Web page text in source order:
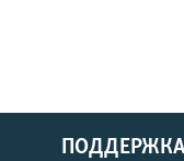
ПОДДЕРЖКА